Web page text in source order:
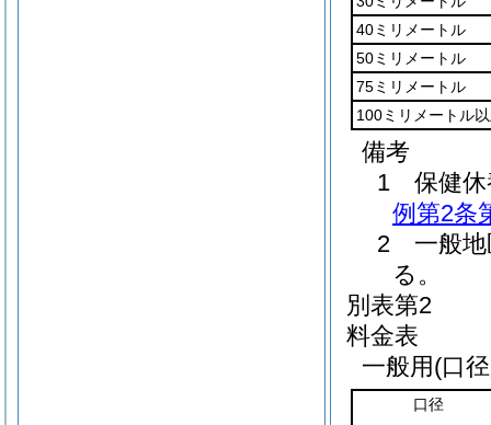
40ミリメートル
50ミリメートル
75ミリメートル
100ミリメートル
備考
1 保健休
例第2条
2 一般地
る。
別表第2
料金表
一般用(口
口径